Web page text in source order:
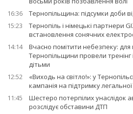
16:36
Тернопільщина: підсумки доби
15:23
Тернопіль і німецькі партнери
встановлення сонячних
14:14
Вчасно помітити небезпеку: для
Тернопільщини провели тренінг
дітьми
12:52
«Виходь на світло!»: у
кампанія на підтримку легальної
11:45
Шестеро потерпілих унаслідок
розслідує обставини ДТП